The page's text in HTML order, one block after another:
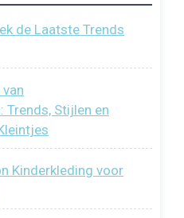
de Laatste Trends
Trends, Stijlen en
Kinderkleding voor